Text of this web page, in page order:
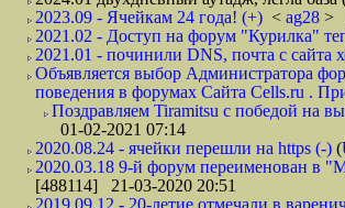
2023.09 - Ячейкам 24 года! (+) < ag28 >
2021.02 - Доступ на форум "Курилка"
2021.01 - починили DNS, почта с сайта
Объявляется выбор Администратора
поведения в форумах Сайта Cells.ru .
Поздравляем Tiramitsu с победой на
01-02-2021 07:14
2020.08.24 - ячейки перешли на https (-) (
2020.03.18 9-й форум переименован в
[488114] 21-03-2020 20:51
2019.09.12 - 20-летие отмечали в